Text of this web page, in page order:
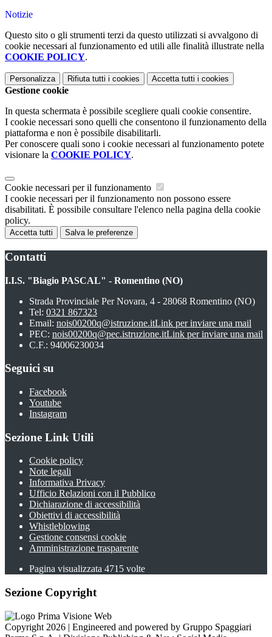
Notizie
Questo sito o gli strumenti terzi da questo utilizzati si avvalgono di
cookie necessari al funzionamento ed utili alle finalità illustrate nella
COOKIE POLICY.
Personalizza Rifiuta tutti i cookies Accetta tutti i cookies
Gestione cookie
In questa schermata è possibile scegliere quali cookie consentire.
I cookie necessari sono quelli che consentono il funzionamento della
piattaforma e non è possibile disabilitarli.
Per conoscere quali sono i cookie necessari al funzionamento potete
visionare la COOKIE POLICY.
Cookie necessari per il funzionamento
I cookie necessari per il funzionamento non possono essere
disabilitati. È possibile consultare l'elenco nella pagina della cookie
policy.
Accetta tutti Salva le preferenze
Contatti
I.I.S. "Biagio PASCAL" - Romentino (NO)
Strada Provinciale Per Novara, 4 - 28068 Romentino (NO)
Tel: 0321 867323
Email: nois00200q@istruzione.itLink per inviare una mail
PEC: nois00200q@pec.istruzione.itLink per inviare una mail
C.F.: 94006230034
Seguici su
Facebook
Youtube
Instagram
Sezione Link Utili
Cookie policy
Note legali
Informativa Privacy
Ufficio Relazioni con il Pubblico
Dichiarazione di accessibilità
Obiettivi di accessibilità
Whistleblowing
Gestione consensi cookie
Amministrazione trasparente
Pagina visualizzata 4715 volte
Sezione Copyright
Copyright 2026 | Engineered and powered by Gruppo Spaggiari